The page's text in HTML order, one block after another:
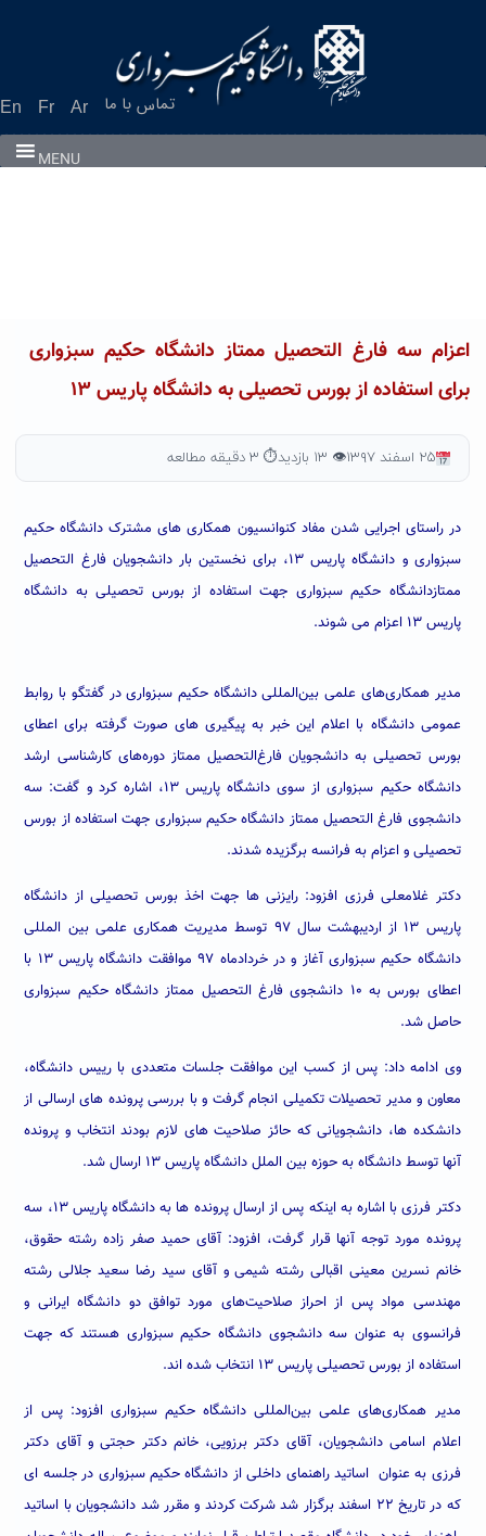
En Fr Ar تماس با ما
MENU
اعزام سه فارغ التحصیل ممتاز دانشگاه حکیم سبزواری
برای استفاده از بورس تحصیلی به دانشگاه پاریس ۱۳
۲۵ اسفند ۱۳۹۷ 👁 ۱۳ بازدید ⏱ ۳ دقیقه مطالعه
در راستای اجرایی شدن مفاد کنوانسیون همکاریهای مشترک دانشگاه حکیم
سبزواری و دانشگاه پاریس ۱۳، برای نخستین بار دانشجویان فارغ التحصیل
ممتازدانشگاه حکیم سبزواری جهت استفاده از بورس تحصیلی به دانشگاه
پاریس ۱۳ اعزام می شوند.
مدیر همکاری‌های علمی بین‌المللی دانشگاه حکیم سبزواری در گفتگو با روابط
عمومی دانشگاه با اعلام این خبر به پیگیری های صورت گرفته برای اعطای
بورس تحصیلی به دانشجویان فارغ‌التحصیل ممتاز دوره‌های کارشناسی ارشد
دانشگاه حکیم سبزواری از سوی دانشگاه پاریس ۱۳، اشاره کرد و گفت: سه
دانشجوی فارغ التحصیل ممتاز دانشگاه حکیم سبزواری جهت استفاده از بورس
تحصیلی و اعزام به فرانسه برگزیده شدند.
دکتر غلامعلی فرزی افزود: رایزنی ها جهت اخذ بورس تحصیلی از دانشگاه
پاریس ۱۳ از اردیبهشت سال ۹۷ توسط مدیریت همکاری علمی بین المللی
دانشگاه حکیم سبزواری آغاز و در خردادماه ۹۷ موافقت دانشگاه پاریس ۱۳ با
اعطای بورس به ۱۰ دانشجوی فارغ التحصیل ممتاز دانشگاه حکیم سبزواری
حاصل شد.
وی ادامه داد: پس از کسب این موافقت جلسات متعددی با رییس دانشگاه،
معاون و مدیر تحصیلات تکمیلی انجام گرفت و با بررسی پرونده های ارسالی از
دانشکده ها، دانشجویانی که حائز صلاحیت های لازم بودند انتخاب و پرونده
آنها توسط دانشگاه به حوزه بین الملل دانشگاه پاریس ۱۳ ارسال شد.
دکتر فرزی با اشاره به اینکه پس از ارسال پرونده ها به دانشگاه پاریس ۱۳، سه
پرونده مورد توجه آنها قرار گرفت، افزود: آقای حمید صفر زاده رشته حقوق،
خانم نسرین معینی اقبالی رشته شیمی و آقای سید رضا سعید جلالی رشته
مهندسی مواد پس از احراز صلاحیت‌های مورد توافق دو دانشگاه ایرانی و
فرانسوی به عنوان سه دانشجوی دانشگاه حکیم سبزواری هستند که جهت
استفاده از بورس تحصیلی پاریس ۱۳ انتخاب شده اند.
مدیر همکاری‌های علمی بین‌المللی دانشگاه حکیم سبزواری افزود: پس از
اعلام اسامی دانشجویان، آقای دکتر برزویی، خانم دکتر حجتی و آقای دکتر
فرزی به عنوان اساتید راهنمای داخلی از دانشگاه حکیم سبزواری در جلسه ای
که در تاریخ ۲۲ اسفند برگزار شد شرکت کردند و مقرر شد دانشجویان با اساتید